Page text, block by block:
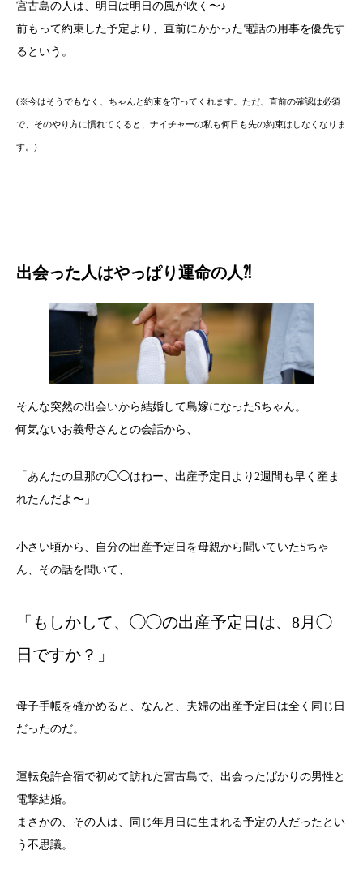
宮古島の人は、明日は明日の風が吹く〜♪
前もって約束した予定より、直前にかかった電話の用事を優先す
るという。
(※今はそうでもなく、ちゃんと約束を守ってくれます。ただ、直前の確認は必須
で、そのやり方に慣れてくると、ナイチャーの私も何日も先の約束はしなくなりま
す。)
出会った人はやっぱり運命の人⁈
そんな突然の出会いから結婚して島嫁になったSちゃん。
何気ないお義母さんとの会話から、
「あんたの旦那の◯◯はねー、出産予定日より2週間も早く産ま
れたんだよ〜」
小さい頃から、自分の出産予定日を母親から聞いていたSちゃ
ん、その話を聞いて、
「もしかして、◯◯の出産予定日は、8月◯
日ですか？」
母子手帳を確かめると、なんと、夫婦の出産予定日は全く同じ日
だったのだ。
運転免許合宿で初めて訪れた宮古島で、出会ったばかりの男性と
電撃結婚。
まさかの、その人は、同じ年月日に生まれる予定の人だったとい
う不思議。